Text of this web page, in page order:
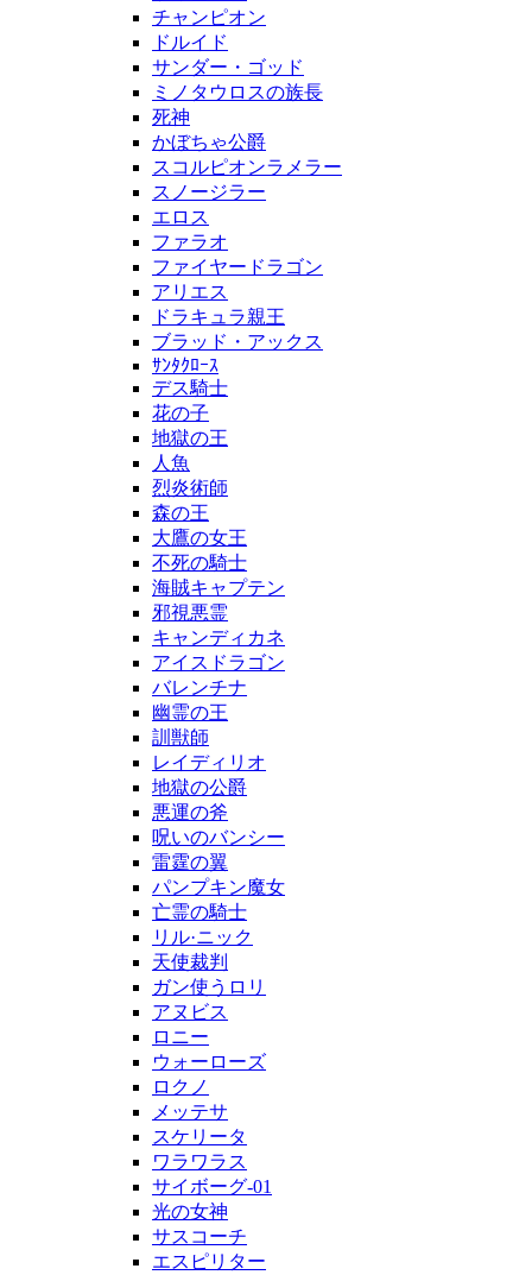
チャンピオン
ドルイド
サンダー・ゴッド
ミノタウロスの族長
死神
かぼちゃ公爵
スコルピオンラメラー
スノージラー
エロス
ファラオ
ファイヤードラゴン
アリエス
ドラキュラ親王
ブラッド・アックス
ｻﾝﾀｸﾛｰｽ
デス騎士
花の子
地獄の王
人魚
烈炎術師
森の王
大鷹の女王
不死の騎士
海賊キャプテン
邪視悪霊
キャンディカネ
アイスドラゴン
バレンチナ
幽霊の王
訓獣師
レイディリオ
地獄の公爵
悪運の斧
呪いのバンシー
雷霆の翼
パンプキン魔女
亡霊の騎士
リル·ニック
天使裁判
ガン使うロリ
アヌビス
ロニー
ウォーローズ
ロクノ
メッテサ
スケリータ
ワラワラス
サイボーグ-01
光の女神
サスコーチ
エスピリター